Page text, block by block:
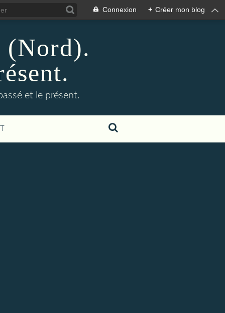
Connexion + Créer mon blog
et le présent.